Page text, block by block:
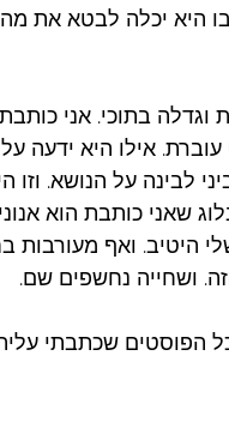
היא יכלה לבטא את
בתוכי. אני כותבת
אילו היא ידעה
לבינה על הנושא. וזו
שאני כותבת הוא
היטיב. ואף מעורבות
ושחייה נחשפים שם.
הפוסטים שכתבתי